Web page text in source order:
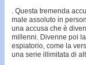
. Questa tremenda
male assoluto in
una accusa che è
millenni. Divenne poi
espiatorio, come la
una serie illimitata di